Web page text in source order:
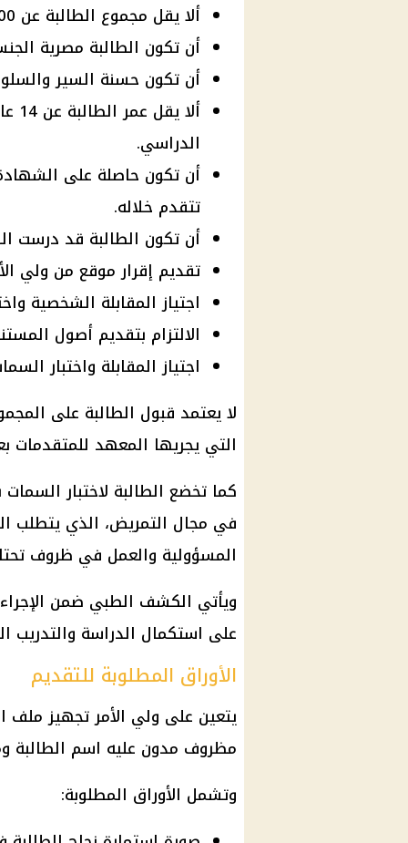
ألا يقل مجموع الطالبة عن 400 درجة.
أن تكون الطالبة مصرية
أن تكون حسنة السير
الدراسي.
أن تكون حاصلة على
تتقدم خلاله.
أن تكون الطالبة قد درست
تقديم إقرار موقع من ولي
اجتياز المقابلة الشخصية
الالتزام بتقديم أصول
اجتياز المقابلة واختبار
لا يعتمد قبول الطالبة على
التي يجريها المعهد للمتقدمات
كما تخضع الطالبة لاختبار
في مجال التمريض، الذي يتطلب
المسؤولية والعمل في ظروف
ويأتي الكشف الطبي ضمن
على استكمال الدراسة والتدريب
الأوراق المطلوبة للتقديم
يتعين على ولي الأمر تجهيز ملف
مظروف مدون عليه اسم الطالبة
وتشمل الأوراق المطلوبة: